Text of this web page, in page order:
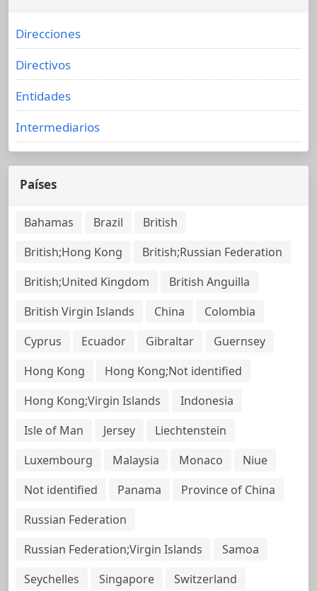
Direcciones
Directivos
Entidades
Intermediarios
Países
Bahamas Brazil
British
British;Hong Kong
British;Russian Federation
British;United Kingdom
British Anguilla
British Virgin Islands
China
Colombia
Cyprus
Ecuador Gibraltar
Guernsey
Hong Kong
Hong Kong;Not identified
Hong Kong;Virgin Islands
Indonesia
Isle of Man
Jersey
Liechtenstein
Luxembourg
Malaysia Monaco
Niue
Not identified
Panama
Province of China
Russian Federation
Russian Federation;Virgin Islands
Samoa
Seychelles
Singapore Switzerland